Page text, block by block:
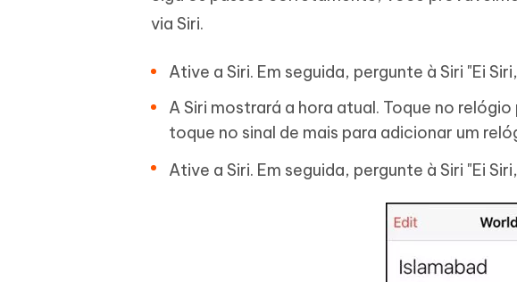
via Siri.
Ative a Siri. Em seguida, pergunte à Siri "Ei
A Siri mostrará a hora atual. Toque no
toque no sinal de mais para adicionar um
Ative a Siri. Em seguida, pergunte à Siri "Ei